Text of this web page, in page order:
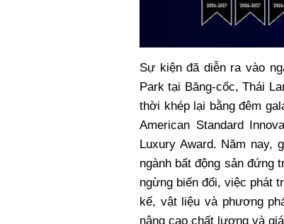
Sự kiện đã diễn ra vào
Park tại Băng-cốc, Thái
thời khép lại bằng đêm
American Standard
Luxury Award. Năm
ngành bất động sản đứng
ngừng biến đổi, việc phát
kế, vật liệu và phương
nâng cao chất lượng và